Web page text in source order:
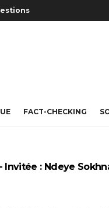
FACT-CHECKING
– Invitée : Ndeye